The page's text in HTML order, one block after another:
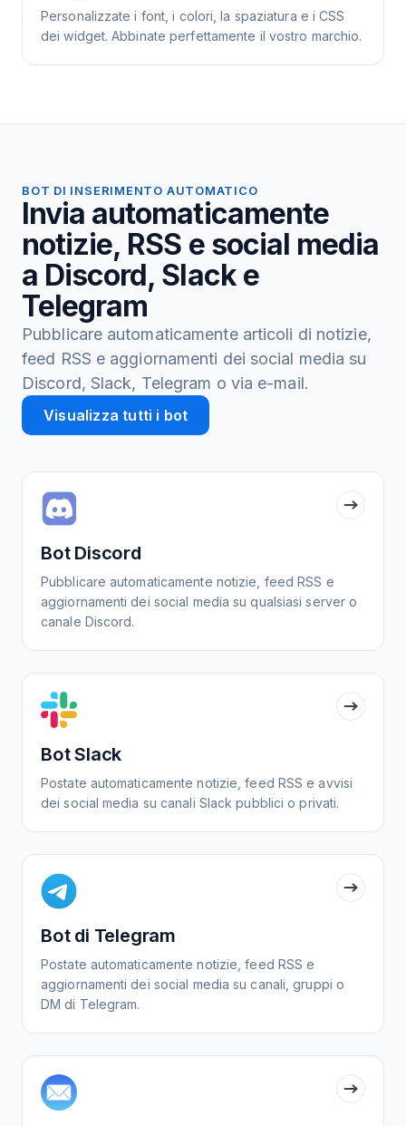
Personalizzate i font, i colori, la spaziatura e i CSS
dei widget. Abbinate perfettamente il vostro marchio.
BOT DI INSERIMENTO AUTOMATICO
Invia automaticamente
notizie, RSS e social media
a Discord, Slack e
Telegram
Pubblicare automaticamente articoli di notizie,
feed RSS e aggiornamenti dei social media su
Discord, Slack, Telegram o via e-mail.
Visualizza tutti i bot
Bot Discord
Pubblicare automaticamente notizie, feed RSS e
aggiornamenti dei social media su qualsiasi server o
canale Discord.
Bot Slack
Postate automaticamente notizie, feed RSS e avvisi
dei social media su canali Slack pubblici o privati.
Bot di Telegram
Postate automaticamente notizie, feed RSS e
aggiornamenti dei social media su canali, gruppi o
DM di Telegram.